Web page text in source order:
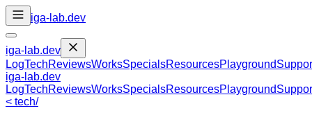
iga-lab.dev
iga-lab.dev
LogTechReviewsWorksSpecialsResourcesPlayground
iga-lab.dev
LogTechReviewsWorksSpecialsResourcesPlayground
< tech/